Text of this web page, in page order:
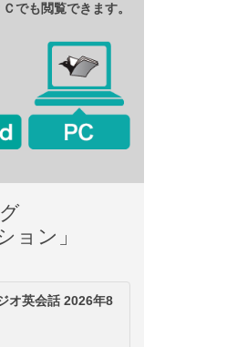
でも閲覧できます。
ョン」
オ英会話 2026年8